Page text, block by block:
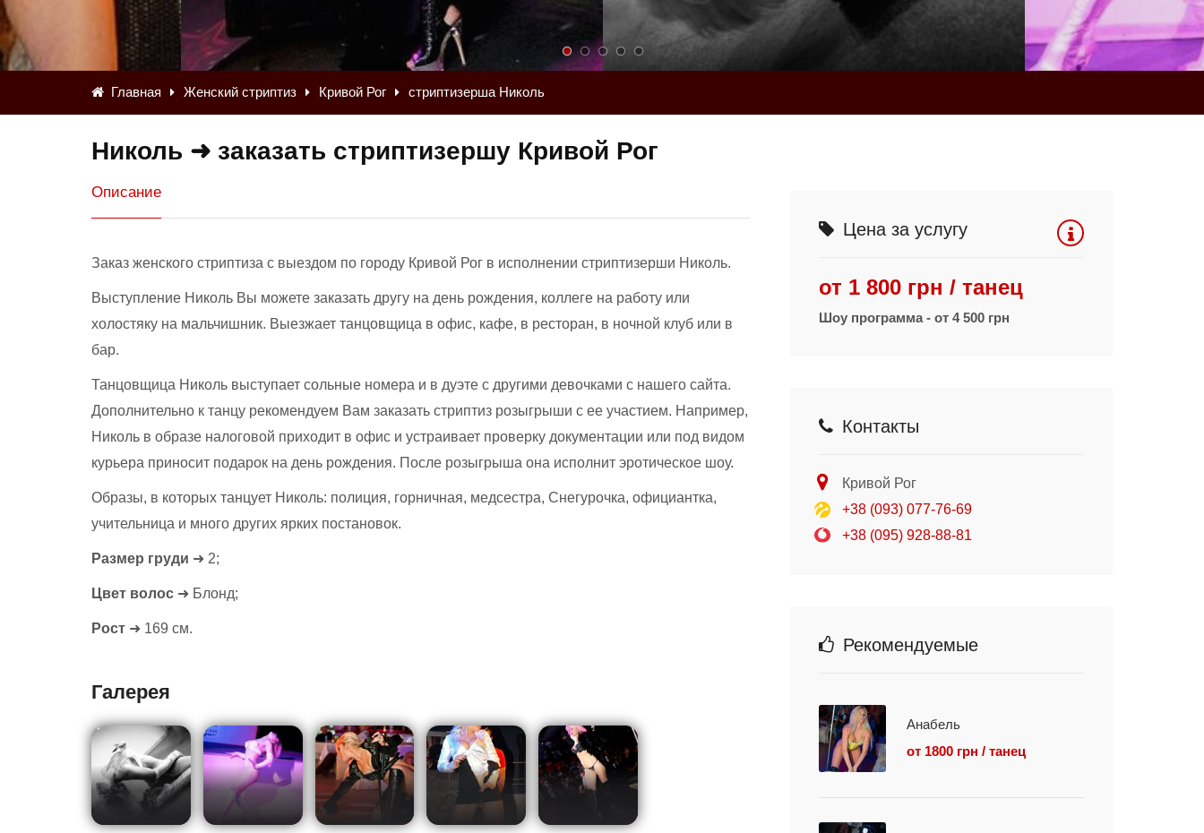
Главная Женский стриптиз Кривой Рог стриптизерша Николь
Николь ➜ заказать стриптизершу Кривой Рог
Описание
Заказ женского стриптиза с выездом по городу Кривой Рог в исполнении стриптизерши Николь.
Выступление Николь Вы можете заказать другу на день рождения, коллеге на работу или
холостяку на мальчишник. Выезжает танцовщица в офис, кафе, в ресторан, в ночной клуб или в
бар.
Танцовщица Николь выступает сольные номера и в дуэте с другими девочками с нашего сайта.
Дополнительно к танцу рекомендуем Вам заказать стриптиз розыгрыши с ее участием. Например,
Николь в образе налоговой приходит в офис и устраивает проверку документации или под видом
курьера приносит подарок на день рождения. После розыгрыша она исполнит эротическое шоу.
Образы, в которых танцует Николь: полиция, горничная, медсестра, Снегурочка, официантка,
учительница и много других ярких постановок.
Размер груди ➜ 2;
Цвет волос ➜ Блонд;
Рост ➜ 169 см.
Галерея
Цена за услугу
от 1 800 грн / танец
Шоу программа - от 4 500 грн
Контакты
Кривой Рог
+38 (093) 077-76-69
+38 (095) 928-88-81
Рекомендуемые
Анабель
от 1800 грн / танец